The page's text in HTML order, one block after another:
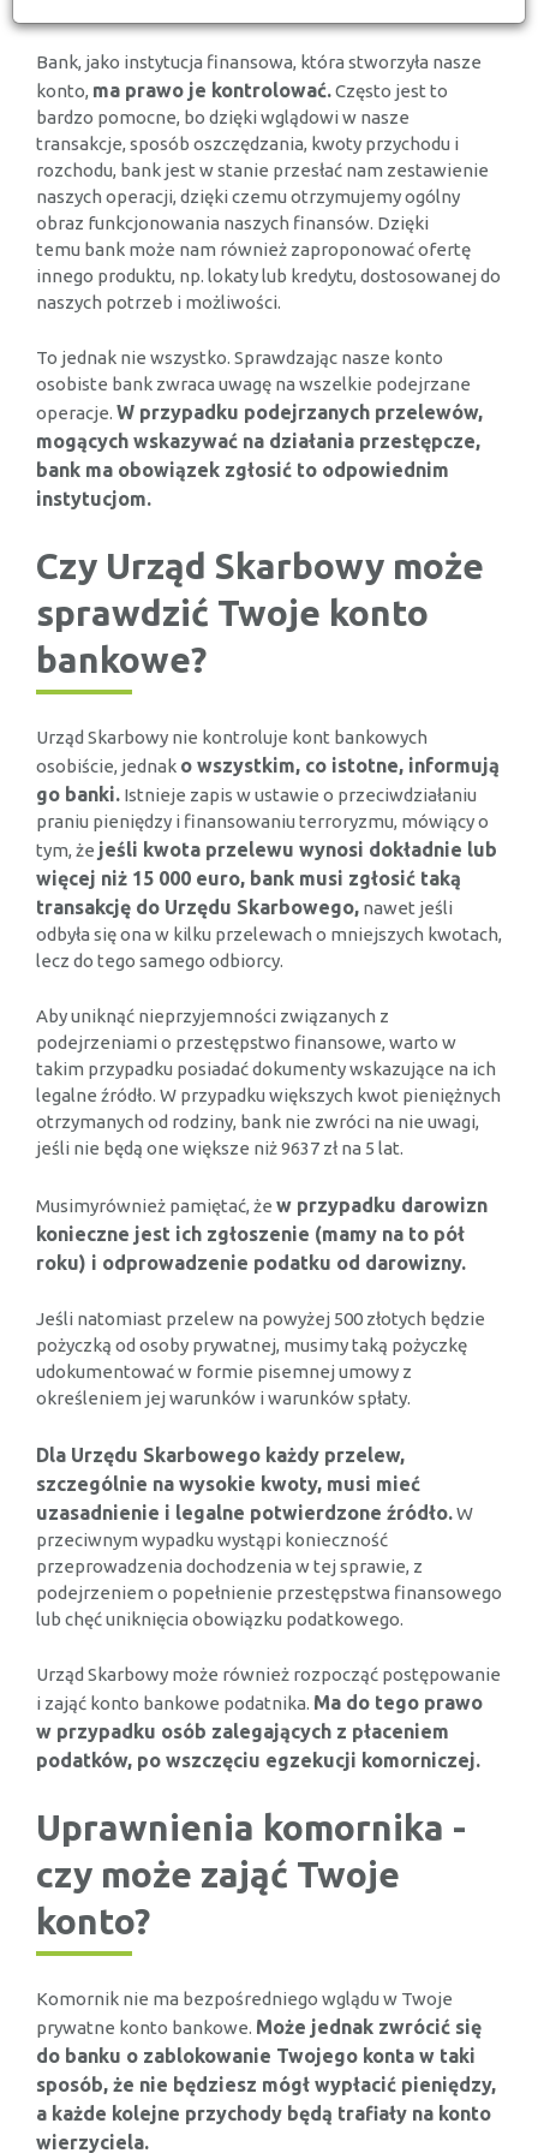
Bank, jako instytucja finansowa, która stworzyła nasze
konto, ma prawo je kontrolować.Często jest to
bardzo pomocne, bo dzięki wglądowi w nasze
transakcje, sposób oszczędzania, kwoty przychodu i
rozchodu, bank jest w stanie przesłać nam zestawienie
naszych operacji, dzięki czemu otrzymujemy ogólny
obraz funkcjonowania naszych finansów. Dzięki
temu bank może nam również zaproponować ofertę
innego produktu, np. lokaty lub kredytu, dostosowanej do
naszych potrzeb i możliwości.
To jednak nie wszystko. Sprawdzając nasze konto
osobiste bank zwraca uwagę na wszelkie podejrzane
operacje. W przypadku podejrzanych przelewów,
mogących wskazywać na działania przestępcze,
bank ma obowiązek zgłosić to odpowiednim
instytucjom.
Czy Urząd Skarbowy może
sprawdzić Twoje konto
bankowe?
Urząd Skarbowy nie kontroluje kont bankowych
osobiście, jednak o wszystkim, co istotne, informują
go banki. Istnieje zapis w ustawie o przeciwdziałaniu
praniu pieniędzy i finansowaniu terroryzmu, mówiący o
tym, że jeśli kwota przelewu wynosi dokładnie lub
więcej niż 15 000 euro, bank musi zgłosić taką
transakcję do Urzędu Skarbowego, nawet jeśli
odbyła się ona w kilku przelewach o mniejszych kwotach,
lecz do tego samego odbiorcy.
Aby uniknąć nieprzyjemności związanych z
podejrzeniami o przestępstwo finansowe, warto w
takim przypadku posiadać dokumenty wskazujące na ich
legalne źródło. W przypadku większych kwot pieniężnych
otrzymanych od rodziny, bank nie zwróci na nie uwagi,
jeśli nie będą one większe niż 9637 zł na 5 lat.
Musimyrównież pamiętać, że w przypadku darowizn
konieczne jest ich zgłoszenie (mamy na to pół
roku) i odprowadzenie podatku od darowizny.
Jeśli natomiast przelew na powyżej 500 złotych będzie
pożyczką od osoby prywatnej, musimy taką pożyczkę
udokumentować w formie pisemnej umowy z
określeniem jej warunków i warunków spłaty.
Dla Urzędu Skarbowego każdy przelew,
szczególnie na wysokie kwoty, musi mieć
uzasadnienie i legalne potwierdzone źródło.W
przeciwnym wypadku wystąpi konieczność
przeprowadzenia dochodzenia w tej sprawie, z
podejrzeniem o popełnienie przestępstwa finansowego
lub chęć uniknięcia obowiązku podatkowego.
Urząd Skarbowy może również rozpocząć postępowanie
i zająć konto bankowe podatnika. Ma do tego prawo
w przypadku osób zalegających z płaceniem
podatków, po wszczęciu egzekucji komorniczej.
Uprawnienia komornika -
czy może zająć Twoje
konto?
Komornik nie ma bezpośredniego wglądu w Twoje
prywatne konto bankowe. Może jednak zwrócić się
do banku o zablokowanie Twojego konta w taki
sposób, że nie będziesz mógł wypłacić pieniędzy,
a każde kolejne przychody będą trafiały na konto
wierzyciela.